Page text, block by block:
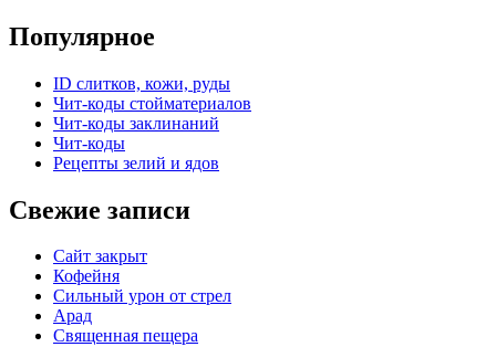
Популярное
ID слитков, кожи, руды
Чит-коды стойматериалов
Чит-коды заклинаний
Чит-коды
Рецепты зелий и ядов
Свежие записи
Сайт закрыт
Кофейня
Cильный урон от стрел
Арад
Священная пещера